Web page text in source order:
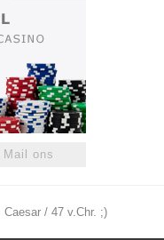
ons
/ 47 v.Chr. ;)